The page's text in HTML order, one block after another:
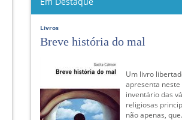
Livros
Breve história do mal
Um livro
apresenta
inventário das
religiosas
não apenas,